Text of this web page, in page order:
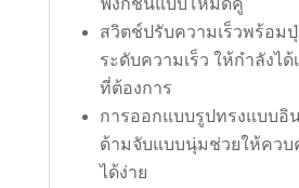
สวิตช์ปรับความเร็วพร้อม
ระดับความเร็ว ให้กำลังไ
ที่ต้องการ
การออกแบบรูปทรงแบบอิ
ด้ามจับแบบนุ่มช่วยให้ควบ
ได้ง่าย